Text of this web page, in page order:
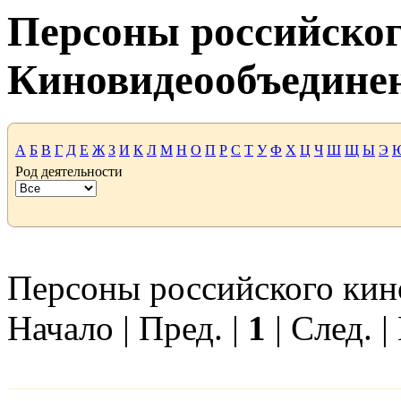
Персоны
А Б В Г Д Е Ж З И К Л М Н О П Р С Т У Ф Х Ц Ч Ш Щ Ы Э
Род деятельности
Персоны российского
Начало | Пред. | 1 | След.